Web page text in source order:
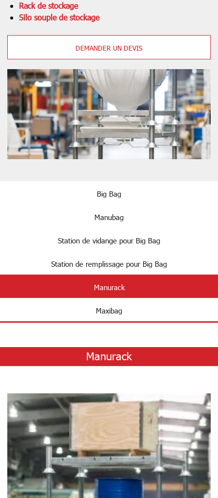
Rack de stockage
Silo souple de stockage
DEMANDER UN DEVIS
Big Bag
Manubag
Station de vidange pour Big Bag
Station de remplissage pour Big Bag
Manurack
Maxibag
Manurack